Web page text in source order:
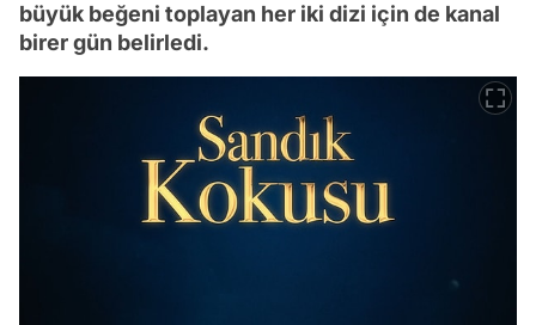
büyük beğeni toplayan her iki dizi için de kanal
birer gün belirledi.